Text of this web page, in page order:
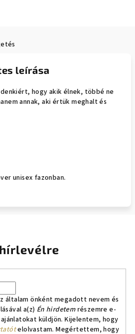
leírása
hogy akik élnek, többé ne
annak, aki értük meghalt és
unisex fazonban.
általam önként megadott nevem és
a(z) Én hirdetem részemre e-
küldjön. Kijelentem, hogy
elolvastam. Megértettem, hogy